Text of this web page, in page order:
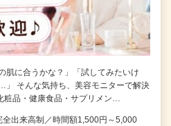
肌に合うかな？」「試してみたいけ
」 そんな気持ち、美容モニターで解決
粧品・健康食品・サプリメン…
出来高制／時間額1,500円～5,000